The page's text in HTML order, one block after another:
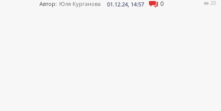
Автор: Юля Курганова 01.12.24, 14:57 0 20